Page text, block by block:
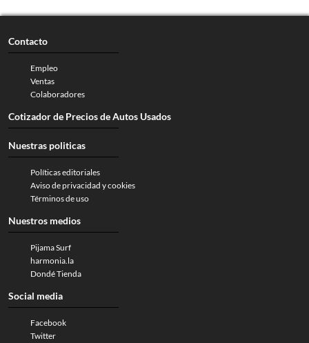
Contacto
Empleo
Ventas
Colaboradores
Cotizador de Precios de Autos Usados
Nuestras politicas
Políticas editoriales
Aviso de privacidad y cookies
Términos de uso
Nuestros medios
Pijama Surf
harmonia.la
Dondé Tienda
Social media
Facebook
Twitter